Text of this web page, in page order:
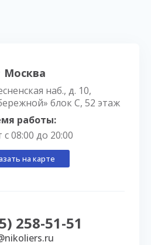
Москва
наб., д. 10,
блок С, 52 этаж
работы:
08:00 до 20:00
на карте
258-51-51